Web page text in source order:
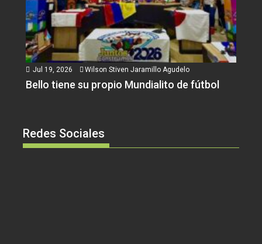
Jul 19, 2026 Wilson Stiven Jaramillo Agudelo
Bello tiene su propio Mundialito de fútbol
Redes Sociales